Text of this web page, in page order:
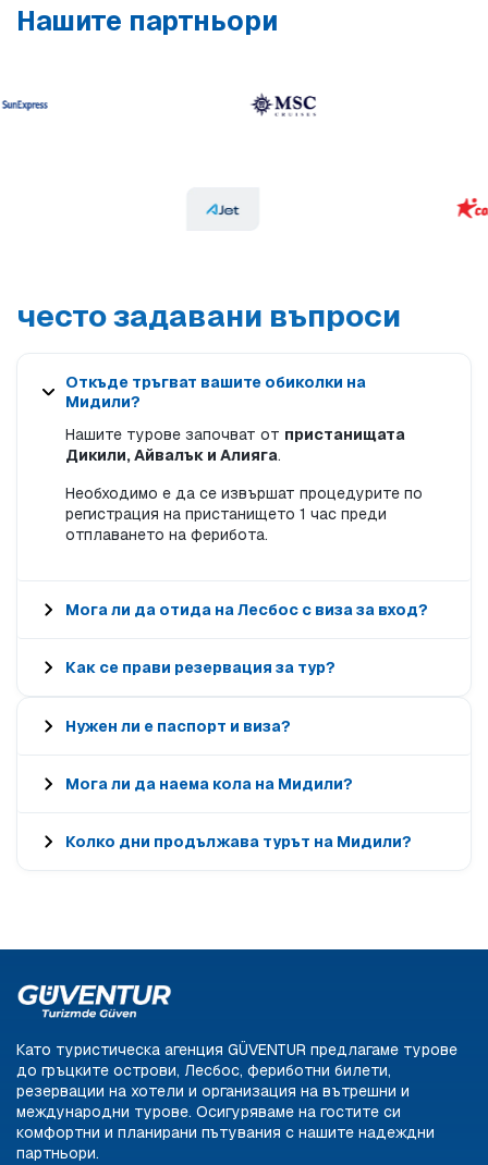
Нашите партньори
често задавани въпроси
Откъде тръгват вашите обиколки на
Мидили?
Нашите турове започват от пристанищата
Дикили, Айвалък и Алияга.
Необходимо е да се извършат процедурите по
регистрация на пристанището 1 час преди
отплаването на ферибота.
Мога ли да отида на Лесбос с виза за вход?
Как се прави резервация за тур?
Нужен ли е паспорт и виза?
Мога ли да наема кола на Мидили?
Колко дни продължава турът на Мидили?
Като туристическа агенция GÜVENTUR предлагаме турове
до гръцките острови, Лесбос, фериботни билети,
резервации на хотели и организация на вътрешни и
международни турове. Осигуряваме на гостите си
комфортни и планирани пътувания с нашите надеждни
партньори.